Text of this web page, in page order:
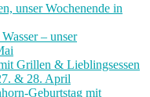
unser Wochenende in
– unser
Grillen & Lieblingsessen
& 28. April
Geburtstag mit